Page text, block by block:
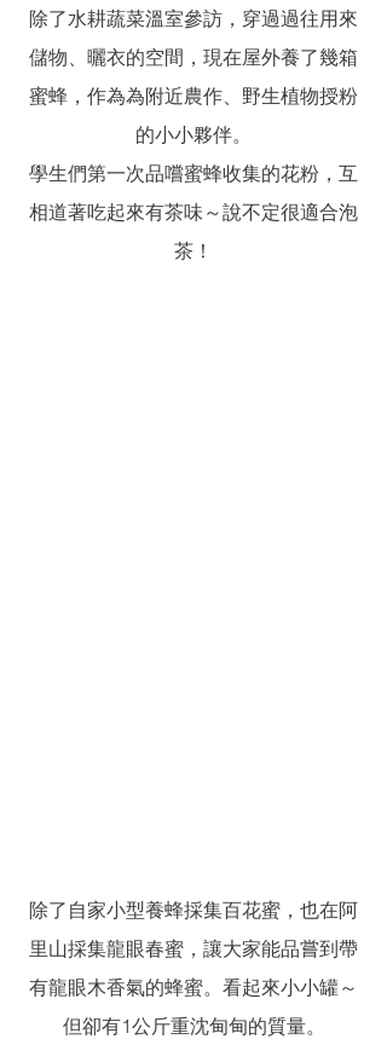
除了水耕蔬菜溫室參訪，穿過過往用來
儲物、曬衣的空間，現在屋外養了幾箱
蜜蜂，作為為附近農作、野生植物授粉
的小小夥伴。
學生們第一次品嚐蜜蜂收集的花粉，互
相道著吃起來有茶味～說不定很適合泡
茶！
除了自家小型養蜂採集百花蜜，也在阿
里山採集龍眼春蜜，讓大家能品嘗到帶
有龍眼木香氣的蜂蜜。看起來小小罐～
但卻有1公斤重沈甸甸的質量。